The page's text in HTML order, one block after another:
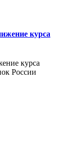
курса
курса
России